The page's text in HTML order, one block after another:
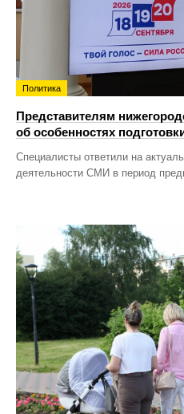
Политика
Представителям
об особенностях
Специалисты ответили на
деятельности СМИ в период